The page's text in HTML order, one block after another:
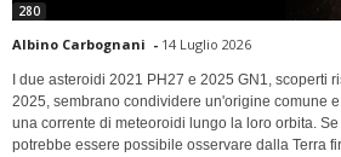
280
Albino Carbognani - 14 Luglio 2026
I due asteroidi 2021 PH27 e 2025 GN1, scoperti
2025, sembrano condividere un'origine comune
una corrente di meteoroidi lungo la loro orbita. Se
potrebbe essere possibile osservare dalla Terra